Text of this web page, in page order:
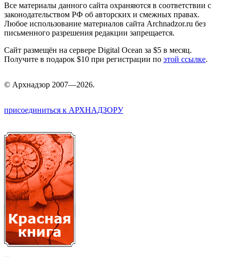
Все материалы данного сайта охраняются в соответствии с
законодательством РФ об авторских и смежных правах.
Любое использование материалов сайта Archnadzor.ru без
письменного разрешения редакции запрещается.
Сайт размещён на сервере Digital Ocean за $5 в месяц.
Получите в подарок $10 при регистрации по этой ссылке.
© Архнадзор 2007—2026.
присоединиться к АРХНАДЗОРУ